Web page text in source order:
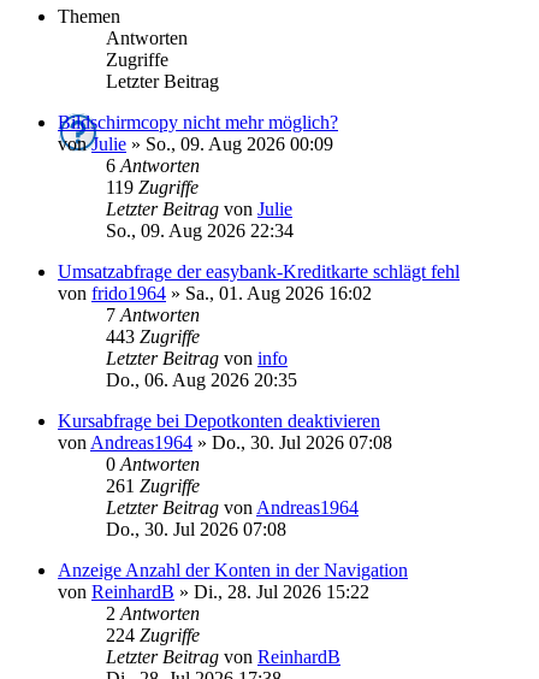
Themen
Antworten
Zugriffe
Letzter Beitrag
Bildschirmcopy nicht mehr möglich?
vonJulie » So., 09. Aug 2026 00:09
6 Antworten
119 Zugriffe
Letzter Beitrag von Julie
So., 09. Aug 2026 22:34
Umsatzabfrage der easybank-Kreditkarte schlägt fehl
von frido1964 » Sa., 01. Aug 2026 16:02
7 Antworten
443 Zugriffe
Letzter Beitrag von info
Do., 06. Aug 2026 20:35
Kursabfrage bei Depotkonten deaktivieren
von Andreas1964 » Do., 30. Jul 2026 07:08
0 Antworten
261 Zugriffe
Letzter Beitrag von Andreas1964
Do., 30. Jul 2026 07:08
Anzeige Anzahl der Konten in der Navigation
von ReinhardB » Di., 28. Jul 2026 15:22
2 Antworten
224 Zugriffe
Letzter Beitrag von ReinhardB